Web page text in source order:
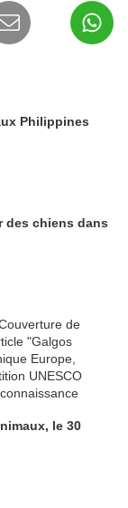
Philippines
des chiens dans
le 30